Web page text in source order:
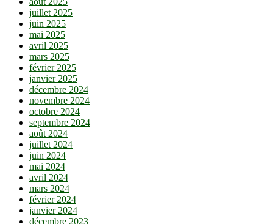
juillet 2025
juin 2025
mai 2025
avril 2025
mars 2025
février 2025
janvier 2025
décembre 2024
novembre 2024
octobre 2024
septembre 2024
août 2024
juillet 2024
juin 2024
mai 2024
avril 2024
mars 2024
février 2024
janvier 2024
décembre 2023